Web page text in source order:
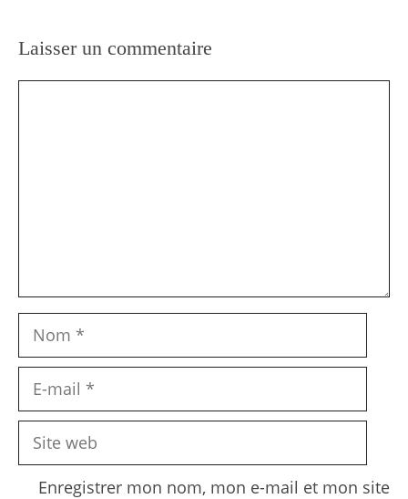
Laisser un commentaire
Nom
Site
Enregistrer mon nom, mon e-mail et mon site